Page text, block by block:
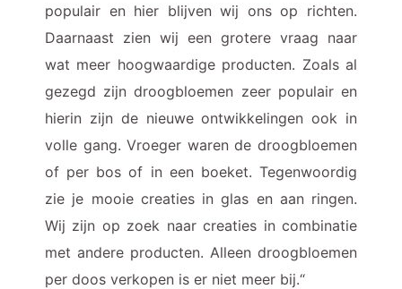
populair en hier blijven wij ons op richten.
Daarnaast zien wij een grotere vraag naar
wat meer hoogwaardige producten. Zoals al
gezegd zijn droogbloemen zeer populair en
hierin zijn de nieuwe ontwikkelingen ook in
volle gang. Vroeger waren de droogbloemen
of per bos of in een boeket. Tegenwoordig
zie je mooie creaties in glas en aan ringen.
Wij zijn op zoek naar creaties in combinatie
met andere producten. Alleen droogbloemen
per doos verkopen is er niet meer bij.“